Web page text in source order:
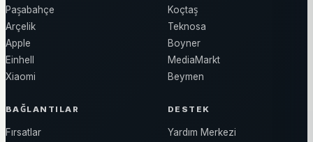
Paşabahçe
Arçelik
Apple
Einhell
Xiaomi
Koçtaş
Teknosa
Boyner
MediaMarkt
Beymen
BAĞLANTILAR
Fırsatlar
DESTEK
Yardım Merkezi